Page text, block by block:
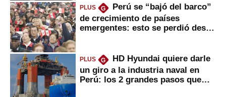
PLUS G
Perú se “bajó del barco”
de crecimiento de países
emergentes: esto se perdió desde
PLUS G
HD Hyundai quiere darle
un giro a la industria naval en
Perú: los 2 grandes pasos que